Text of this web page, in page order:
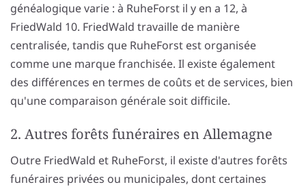
généalogique varie : à RuheForst il y en a 12, à
FriedWald 10. FriedWald travaille de manière
centralisée, tandis que RuheForst est organisée
comme une marque franchisée. Il existe également
des différences en termes de coûts et de services, bien
qu'une comparaison générale soit difficile.
2. Autres forêts funéraires en Allemagne
Outre FriedWald et RuheForst, il existe d'autres forêts
funéraires privées ou municipales, dont certaines